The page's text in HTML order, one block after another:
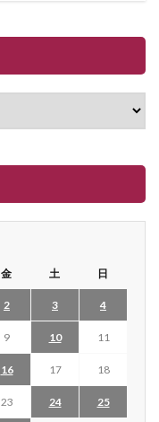
金 土 日
2 3 4
9 10 11
16 17 18
23 24 25